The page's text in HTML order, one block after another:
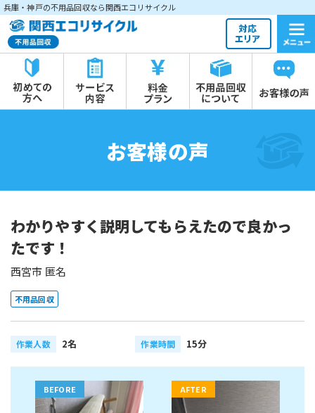
兵庫・神戸の不用品回収なら関西エコリサイクル
お客様の声
わかりやすく説明してもらえたので良かっ
たです！
西宮市 匿名
不用品回収
作業人数 2名 作業時間 15分